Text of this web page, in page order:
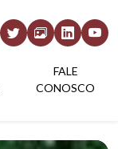
FALE
CONOSCO